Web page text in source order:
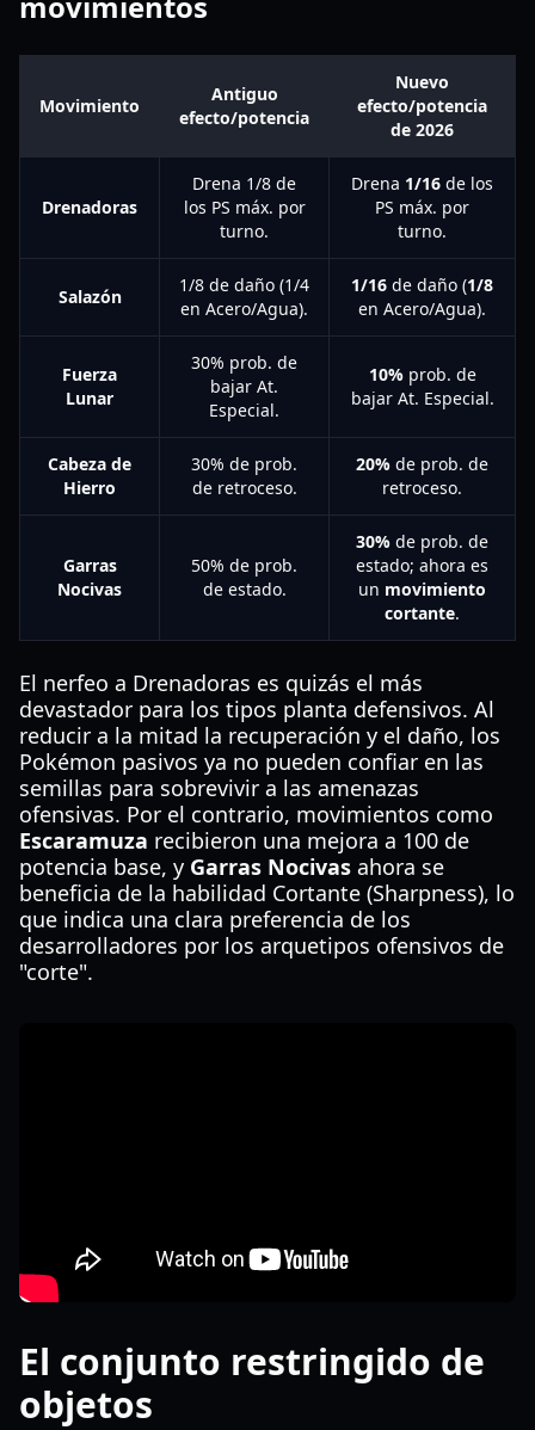
Movimiento
Antiguo
efecto/potencia
Nuevo
efecto/potencia
de 2026
Drenadoras
Drena 1/8 de
los PS máx. por
turno.
Drena 1/16 de los
PS máx. por
turno.
Salazón
1/8 de daño (1/4
en Acero/Agua).
1/16 de daño (1/8
en Acero/Agua).
Fuerza
Lunar
30% prob. de
bajar At.
Especial.
10%prob. de
bajar At. Especial.
Cabeza de
Hierro
30% de prob.
de retroceso.
20% de prob. de
retroceso.
Garras
Nocivas
50% de prob.
de estado.
30% de prob. de
estado; ahora es
un movimiento
cortante.
El nerfeo a Drenadoras es quizás el más
devastador para los tipos planta defensivos. Al
reducir a la mitad la recuperación y el daño, los
Pokémon pasivos ya no pueden confiar en las
semillas para sobrevivir a las amenazas
ofensivas. Por el contrario, movimientos como
Escaramuza recibieron una mejora a 100 de
potencia base, y Garras Nocivas ahora se
beneficia de la habilidad Cortante (Sharpness), lo
que indica una clara preferencia de los
desarrolladores por los arquetipos ofensivos de
"corte".
El conjunto restringido de
objetos